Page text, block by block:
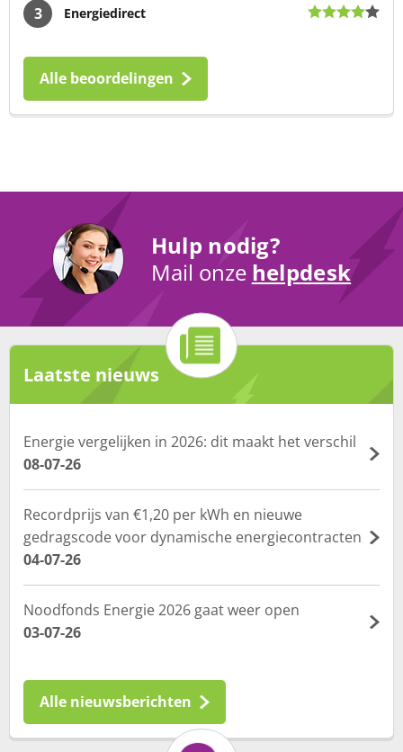
3 Energiedirect
Alle beoordelingen
Hulp nodig?
Mail onze helpdesk
Laatste nieuws
Energie vergelijken in 2026: dit maakt het verschil
08-07-26
Recordprijs van €1,20 per kWh en nieuwe
gedragscode voor dynamische energiecontracten
04-07-26
Noodfonds Energie 2026 gaat weer open
03-07-26
Alle nieuwsberichten